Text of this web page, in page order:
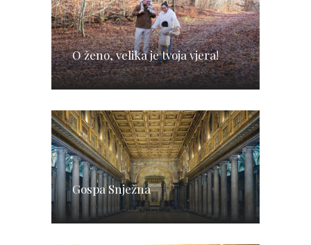
O ženo, velika je tvoja vjera!
Gospa Snježna